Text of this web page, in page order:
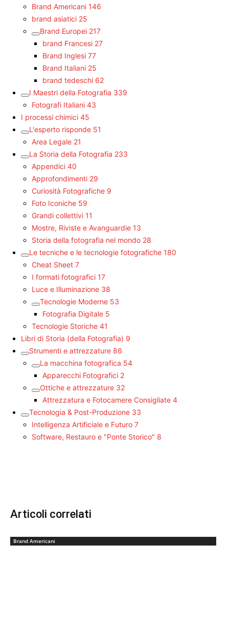
Brand Americani 146
brand asiatici 25
Brand Europei 217
brand Francesi 27
Brand Inglesi 77
Brand Italiani 25
brand tedeschi 62
I Maestri della Fotografia 339
Fotografi Italiani 43
I processi chimici 45
L'esperto risponde 51
Area Legale 21
La Storia della Fotografia 233
Appendici 40
Approfondimenti 29
Curiosità Fotografiche 9
Foto Iconiche 59
Grandi collettivi 11
Mostre, Riviste e Avanguardie 13
Storia della fotografia nel mondo 28
Le tecniche e le tecnologie fotografiche 180
Cheat Sheet 7
I formati fotografici 17
Luce e Illuminazione 38
Tecnologie Moderne 53
Fotografia Digitale 5
Tecnologie Storiche 41
Libri di Storia (della Fotografia) 9
Strumenti e attrezzature 86
La macchina fotografica 54
Apparecchi Fotografici 2
Ottiche e attrezzature 32
Attrezzatura e Fotocamere Consigliate 4
Tecnologia & Post-Produzione 33
Intelligenza Artificiale e Futuro 7
Software, Restauro e "Ponte Storico" 8
Articoli correlati
Brand Americani